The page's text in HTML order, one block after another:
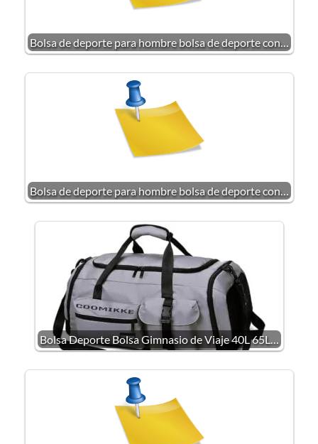
Bolsa de deporte para hombre bolsa de deporte con…
Bolsa de deporte para hombre bolsa de deporte con…
Bolsa Deporte Bolsa Gimnasio de Viaje 40L 65L…